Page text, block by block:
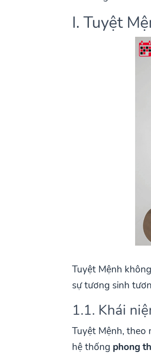
I. Tuyệt
Tuyệt Mệnh
sự tương sinh
1.1. Khái
Tuyệt Mệnh, theo
hệ thống phong